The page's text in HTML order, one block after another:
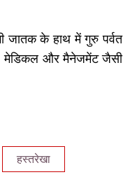
जातक के हाथ में गुरु पर्वत
मेडिकल और मैनेजमेंट जैसी
हस्तरेखा